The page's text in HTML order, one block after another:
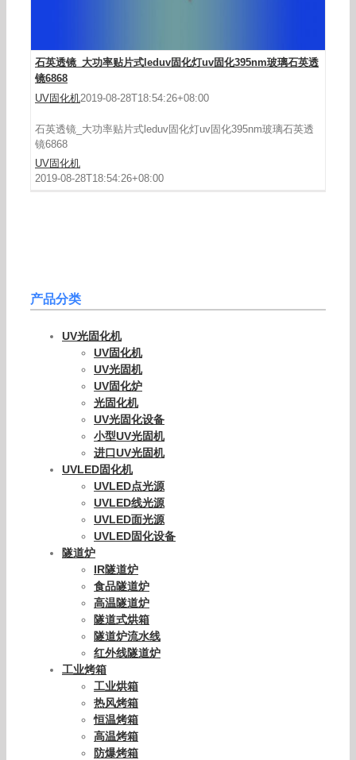
石英透镜_大功率贴片式leduv固化灯uv固化395nm玻璃石英透
镜6868
UV固化机2019-08-28T18:54:26+08:00
石英透镜_大功率贴片式leduv固化灯uv固化395nm玻璃石英透
镜6868
UV固化机
2019-08-28T18:54:26+08:00
产品分类
UV光固化机
UV固化机
UV光固机
UV固化炉
光固化机
UV光固化设备
小型UV光固机
进口UV光固机
UVLED固化机
UVLED点光源
UVLED线光源
UVLED面光源
UVLED固化设备
隧道炉
IR隧道炉
食品隧道炉
高温隧道炉
隧道式烘箱
隧道炉流水线
红外线隧道炉
工业烤箱
工业烘箱
热风烤箱
恒温烤箱
高温烤箱
防爆烤箱